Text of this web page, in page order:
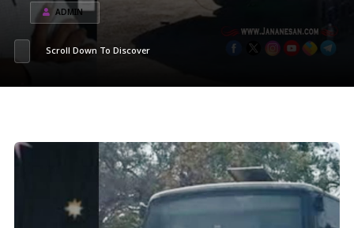
ADMIN
Scroll Down To Discover